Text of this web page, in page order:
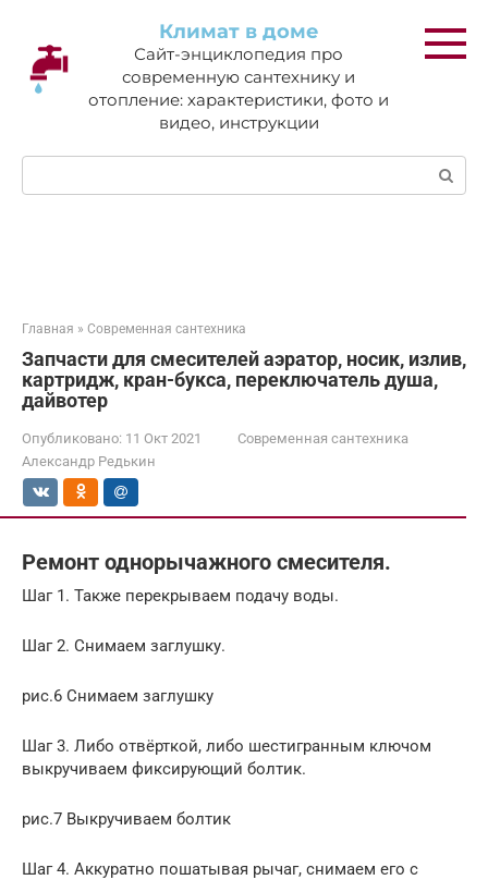
контенту
Климат в доме
Сайт-энциклопедия про
современную сантехнику и
отопление: характеристики, фото и
видео, инструкции
Поиск:
Главная » Современная сантехника
Запчасти для смесителей аэратор, носик, излив,
картридж, кран-букса, переключатель душа,
дайвотер
Опубликовано: 11 Окт 2021
Современная сантехника
Александр Редькин
Ремонт однорычажного смесителя.
Шаг 1. Также перекрываем подачу воды.
Шаг 2. Снимаем заглушку.
рис.6 Снимаем заглушку
Шаг 3. Либо отвёрткой, либо шестигранным ключом
выкручиваем фиксирующий болтик.
рис.7 Выкручиваем болтик
Шаг 4. Аккуратно пошатывая рычаг, снимаем его с